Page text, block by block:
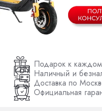
Подарок к
Наличный и
Доставка по
Официальная